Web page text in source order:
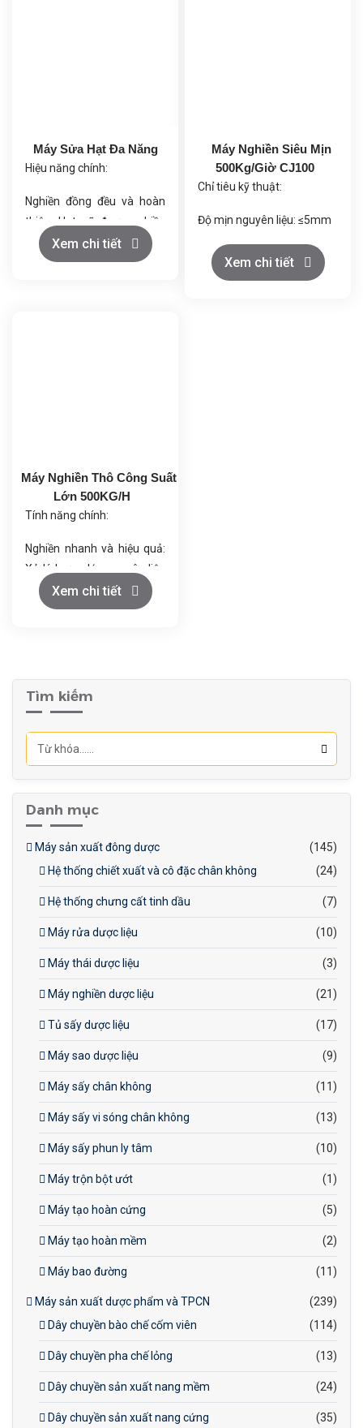
Máy Sửa Hạt Đa Năng
Hiệu năng chính:
Nghiền đồng đều và hoàn
thiện: Hạt sẽ được nghiền
và hoàn thiện với độ mịn
cao.
Xem chi tiết
Máy Nghiền Siêu Mịn
500Kg/Giờ CJ100
Chỉ tiêu kỹ thuật:
Độ mịn nguyên liệu: ≤5mm
Độ mịn sản phẩm: 200
mesh (có thể điều chỉnh
Xem chi tiết
Máy Nghiền Thô Công Suất
Lớn 500KG/H
Tính năng chính:
Nghiền nhanh và hiệu quả:
Xử lý lượng lớn nguyên liệu
mỗi giờ.
Ứng dụng đa dạng: Nghiền
Đảm bảo chất lượng:
Nghiền đồng đều, tạo sản
phẩm có kích thước hạt
đồng nhất.
thụ năng lượng hiệu quả.
Dễ vận hành: Điều khiển đơn
Độ bền cao: Chất liệu thép
không gỉ, dễ bảo trì.
Xem chi tiết
Tìm kiếm
Danh mục
Máy sản xuất đông dược
(145)
Hệ thống chiết xuất và cô đặc chân không
(24)
Hệ thống chưng cất tinh dầu (7)
Máy rửa dược liệu (10)
Máy thái dược liệu (3)
Máy nghiền dược liệu (21)
Tủ sấy dược liệu (17)
Máy sao dược liệu (9)
Máy sấy chân không (11)
Máy sấy vi sóng chân không (13)
Máy sấy phun ly tâm (10)
Máy trộn bột ướt (1)
Máy tạo hoàn cứng (5)
Máy tạo hoàn mềm (2)
Máy bao đường (11)
Máy sản xuất dược phẩm và TPCN
(239)
Dây chuyền bào chế cốm viên
(114)
Dây chuyền pha chế lỏng (13)
Dây chuyền sản xuất nang mềm (24)
Dây chuyền sản xuất nang cứng (35)